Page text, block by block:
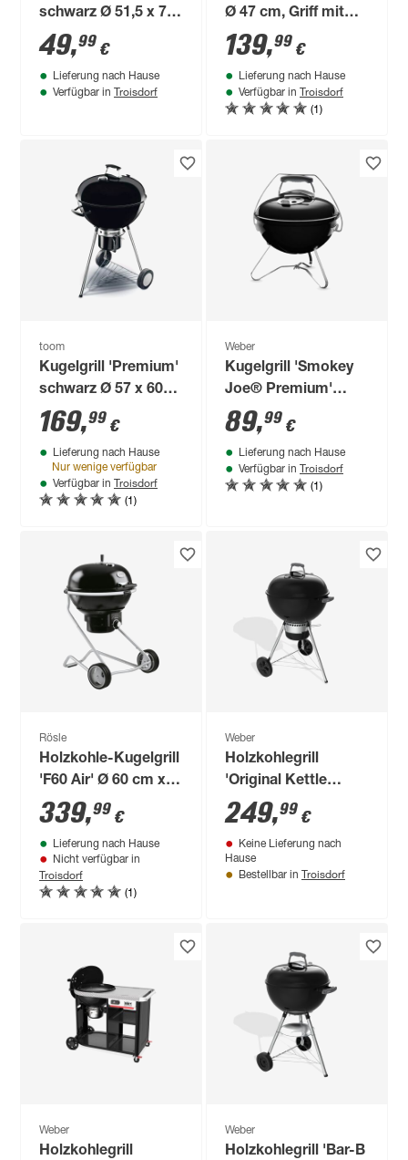
schwarz Ø 51,5 x 72
cm
49,99 €
Lieferung nach Hause
Verfügbar in Troisdorf
Ø 47 cm, Griff mit
Hitzeschutz
139,99 €
Lieferung nach Hause
Verfügbar in Troisdorf
(1)
toom
Kugelgrill 'Premium'
schwarz Ø 57 x 60
cm
169,99 €
Lieferung nach Hause
Nur wenige verfügbar
Verfügbar in Troisdorf
(1)
Weber
Kugelgrill 'Smokey
Joe® Premium'
schwarz Ø 37 x 43,2
cm
89,99 €
Lieferung nach Hause
Verfügbar in Troisdorf
(1)
Rösle
Holzkohle-Kugelgrill
'F60 Air' Ø 60 cm x
112,5 cm
339,99 €
Lieferung nach Hause
Nicht verfügbar in
Troisdorf
(1)
Weber
Holzkohlegrill
'Original Kettle
Premium' schwarz
65 x 67 x 107 cm
249,99 €
Keine Lieferung nach
Hause
Bestellbar in Troisdorf
Weber
Holzkohlegrill
Weber
Holzkohlegrill 'Bar-B